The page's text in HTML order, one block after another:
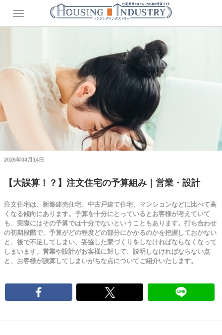
2026年04月14日
【大誤算！？】注文住宅の予算組み｜営業・設計
注文住宅は、新築建売住宅、中古戸建て住宅、マンションなどに比べて高
くなる傾向にあります。予算を十分にとっているとお客様が考えていて
も、実際にはその予算では十分でないということもあります。打ち合わせ
の初期段階で、予算がどの程度どの部分にかかるのかを把握しておかない
と、後で不足してしまい、妥協した家づくりをしなければならなくなって
しまいます。営業や設計がお客様に対して、説明しなければならない点
と、お客様が誤算してしまいがちな点についてご紹介いたします。